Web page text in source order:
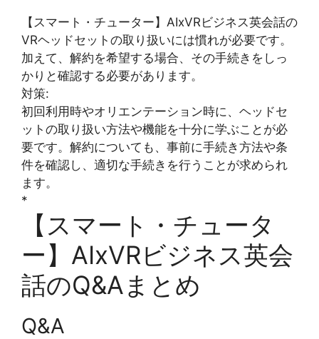
【スマート・チューター】AIxVRビジネス英会話の
VRヘッドセットの取り扱いには慣れが必要です。
加えて、解約を希望する場合、その手続きをしっ
かりと確認する必要があります。
対策:
初回利用時やオリエンテーション時に、ヘッドセ
ットの取り扱い方法や機能を十分に学ぶことが必
要です。解約についても、事前に手続き方法や条
件を確認し、適切な手続きを行うことが求められ
ます。
*
【スマート・チュータ
ー】AIxVRビジネス英会
話のQ&Aまとめ
Q&A